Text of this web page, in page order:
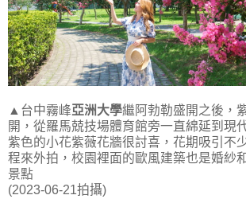
▲台中霧峰亞洲大學繼阿勃勒盛開之後，
開，從羅馬兢技場體育館旁一直綿延到現
紫色的小花紫薇花牆很討喜，花期吸引不
程來外拍，校園裡面的歐風建築也是婚紗
景點
(2023-06-21拍攝)